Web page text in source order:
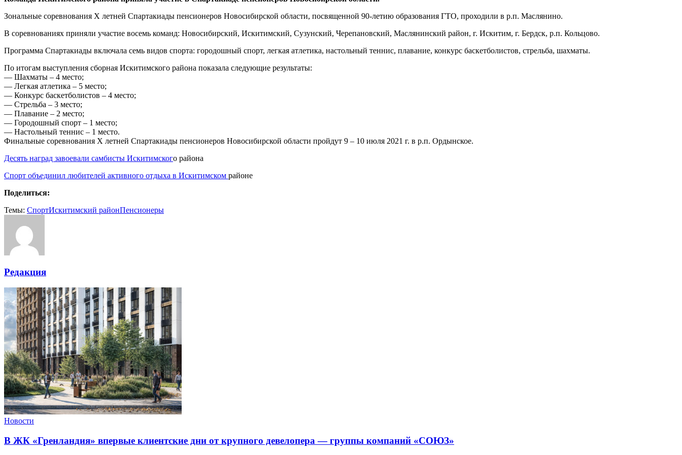
Зональные соревнования X летней Спартакиады пенсионеров Новосибирской области, посвященной 90-летию образования ГТО, проходили в р.п. Маслянино.
В соревнованиях приняли участие восемь команд: Новосибирский, Искитимский, Сузунский, Черепановский, Маслянинский район, г. Искитим, г. Бердск, р.п. Кольцово.
Программа Спартакиады включала семь видов спорта: городошный спорт, легкая атлетика, настольный теннис, плавание, конкурс баскетболистов, стрельба, шахматы.
По итогам выступления сборная Искитимского района показала следующие результаты:
— Шахматы – 4 место;
— Легкая атлетика – 5 место;
— Конкурс баскетболистов – 4 место;
— Стрельба – 3 место;
— Плавание – 2 место;
— Городошный спорт – 1 место;
— Настольный теннис – 1 место.
Финальные соревнования X летней Спартакиады пенсионеров Новосибирской области пройдут 9 – 10 июля 2021 г. в р.п. Ордынское.
Десять наград завоевали самбисты Искитимского района
Спорт объединил любителей активного отдыха в Искитимском районе
Поделиться:
Темы: CпортИскитимский районПенсионеры
Редакция
Новости
В ЖК «Гренландия» впервые клиентские дни от крупного девелопера — группы компаний «СОЮЗ»